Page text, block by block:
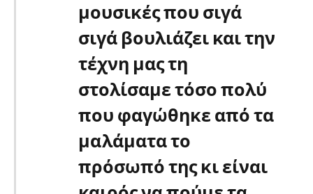
μουσικές που σιγά
σιγά βουλιάζει και την
τέχνη μας τη
στολίσαμε τόσο πολύ
που φαγώθηκε από τα
μαλάματα το
πρόσωπό της κι είναι